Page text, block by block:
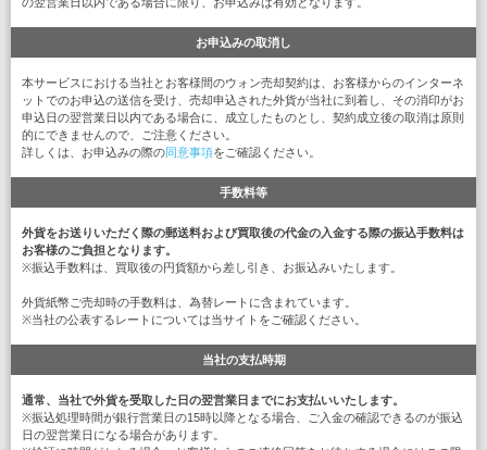
お申込みの取消し
本サービスにおける当社とお客様間のウォン売却契約は、お客様からのインターネ
ットでのお申込の送信を受け、売却申込された外貨が当社に到着し、その消印がお
申込日の翌営業日以内である場合に、成立したものとし、契約成立後の取消は原則
的にできませんので、ご注意ください。
詳しくは、お申込みの際の同意事項をご確認ください。
手数料等
外貨をお送りいただく際の郵送料および買取後の代金の入金する際の振込手数料は
お客様のご負担となります。
※振込手数料は、買取後の円貨額から差し引き、お振込みいたします。
外貨紙幣ご売却時の手数料は、為替レートに含まれています。
※当社の公表するレートについては当サイトをご確認ください。
当社の支払時期
通常、当社で外貨を受取した日の翌営業日までにお支払いいたします。
※振込処理時間が銀行営業日の15時以降となる場合、ご入金の確認できるのが振込
日の翌営業日になる場合があります。